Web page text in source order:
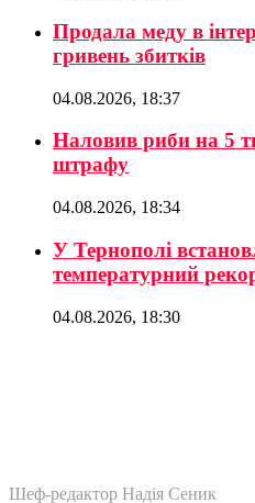
Продала меду в
гривень збитків
04.08.2026, 18:37
Наловив риби на 5
штрафу
04.08.2026, 18:34
У Тернополі
температурний
04.08.2026, 18:30
Шеф-редактор Надія Сеник